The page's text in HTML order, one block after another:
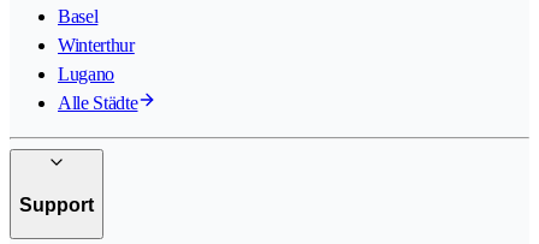
Basel
Winterthur
Lugano
Alle Städte
Support